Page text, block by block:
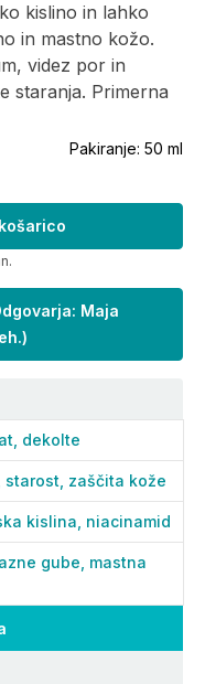
kislino in lahko
in mastno kožo.
videz por in
staranja. Primerna
Pakiranje: 50 ml
Maja
)
dekolte
starost, zaščita kože
kislina, niacinamid
gube, mastna